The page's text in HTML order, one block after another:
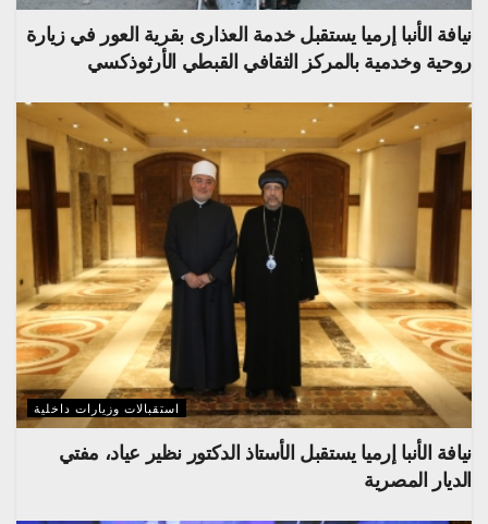
نيافة الأنبا إرميا يستقبل خدمة العذارى بقرية العور في زيارة
روحية وخدمية بالمركز الثقافي القبطي الأرثوذكسي
استقبالات وزيارات داخلية
نيافة الأنبا إرميا يستقبل الأستاذ الدكتور نظير عياد، مفتي
الديار المصرية